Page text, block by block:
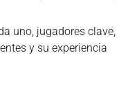
uno, jugadores clave,
y su experiencia